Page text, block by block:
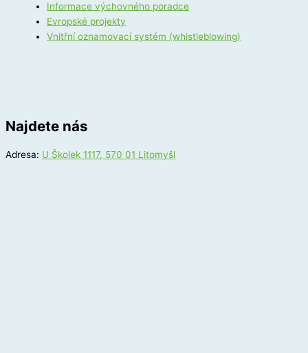
Informace výchovného poradce
Evropské projekty
Vnitřní oznamovací systém (whistleblowing)
Najdete nás
Adresa: U Školek 1117, 570 01 Litomyšl